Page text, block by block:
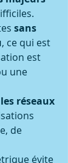
sans
, ce qui est
est
une
les réseaux
de
évite